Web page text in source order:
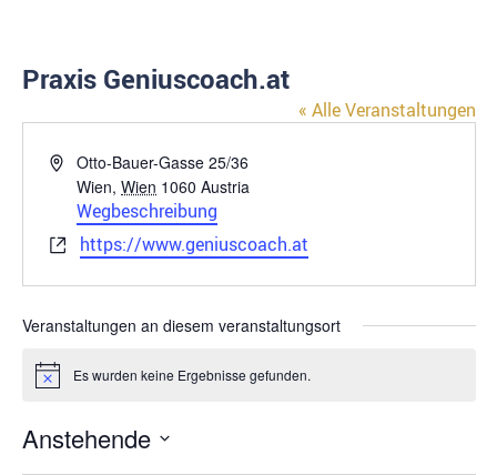
Praxis Geniuscoach.at
« Alle Veranstaltungen
AdresseOtto-Bauer-Gasse 25/36
Wien, Wien 1060 Austria
Wegbeschreibung
Webseitehttps://www.geniuscoach.at
Veranstaltungen an diesem veranstaltungsort
HinweisEs wurden keine Ergebnisse gefunden.
Anstehende